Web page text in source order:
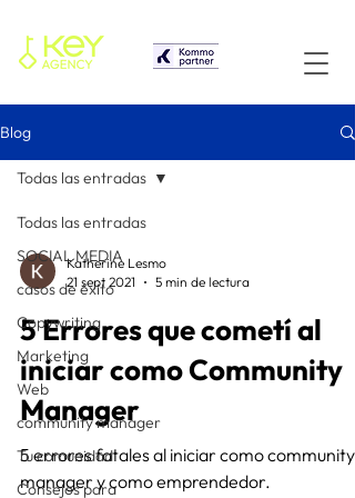
Blog
Todas las entradas
SOCIAL MEDIA
casos de éxito
Copywriting
Marketing
Web
community manager
Tu comunidad
Consejos para
Todas las entradas
Katherine Lesmo
21 sept 2021
5 min de lectura
5 Errores que cometí al
iniciar como Community
Manager
5 errores fatales al iniciar como community
manager y como emprendedor.